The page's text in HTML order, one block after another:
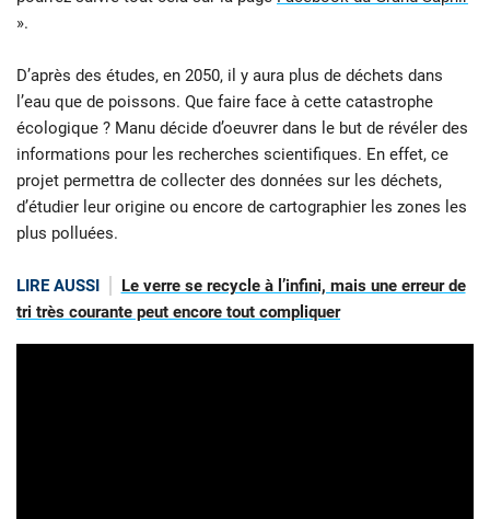
».
D’après des études, en 2050, il y aura plus de déchets dans
l’eau que de poissons. Que faire face à cette catastrophe
écologique ? Manu décide d’oeuvrer dans le but de révéler des
informations pour les recherches scientifiques. En effet, ce
projet permettra de collecter des données sur les déchets,
d’étudier leur origine ou encore de cartographier les zones les
plus polluées.
LIRE AUSSI
Le verre se recycle à l’infini, mais une erreur de
tri très courante peut encore tout compliquer